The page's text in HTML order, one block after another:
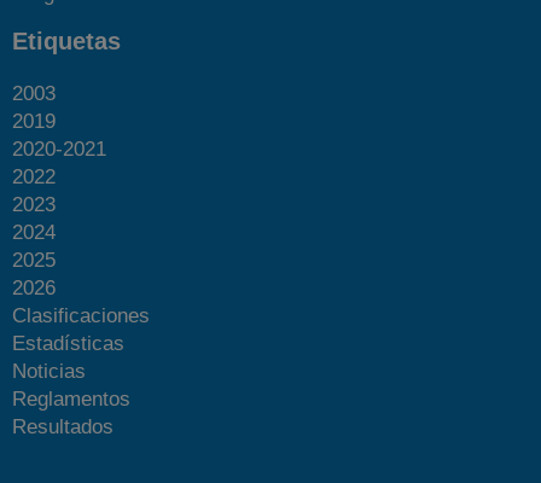
Etiquetas
2003
2019
2020-2021
2022
2023
2024
2025
2026
Clasificaciones
Estadísticas
Noticias
Reglamentos
Resultados